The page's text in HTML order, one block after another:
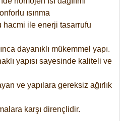
ısınma
ile enerji tasarrufu
dayanıklı mükemmel yapı.
yapısı sayesinde kaliteli ve
ve yapılara gereksiz ağırlık
karşı dirençlidir.